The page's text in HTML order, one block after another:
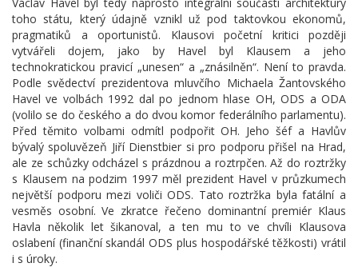
toho státu, který údajně vznikl už pod taktovkou ekonomů,
pragmatiků a oportunistů. Klausovi početní kritici později
vytvářeli dojem, jako by Havel byl Klausem a jeho
technokratickou pravicí „unesen“ a „znásilněn“. Není to pravda.
Podle svědectví prezidentova mluvčího Michaela Žantovského
Havel ve volbách 1992 dal po jednom hlase OH, ODS a ODA
(volilo se do českého a do dvou komor federálního parlamentu).
Před těmito volbami odmítl podpořit OH. Jeho šéf a Havlův
bývalý spoluvězeň Jiří Dienstbier si pro podporu přišel na Hrad,
ale ze schůzky odcházel s prázdnou a roztrpčen. Až do roztržky
s Klausem na podzim 1997 měl prezident Havel v průzkumech
největší podporu mezi voliči ODS. Tato roztržka byla fatální a
vesměs osobní. Ve zkratce řečeno dominantní premiér Klaus
Havla několik let šikanoval, a ten mu to ve chvíli Klausova
oslabení (finanční skandál ODS plus hospodářské těžkosti) vrátil
i s úroky.